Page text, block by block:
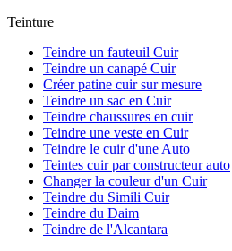
Teinture
Teindre un fauteuil Cuir
Teindre un canapé Cuir
Créer patine cuir sur mesure
Teindre un sac en Cuir
Teindre chaussures en cuir
Teindre une veste en Cuir
Teindre le cuir d'une Auto
Teintes cuir par constructeur auto
Changer la couleur d'un Cuir
Teindre du Simili Cuir
Teindre du Daim
Teindre de l'Alcantara